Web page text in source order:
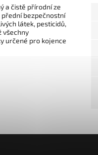
a čistě přírodní ze
přední bezpečnostní
látek, pesticidů,
všechny
určené pro kojence